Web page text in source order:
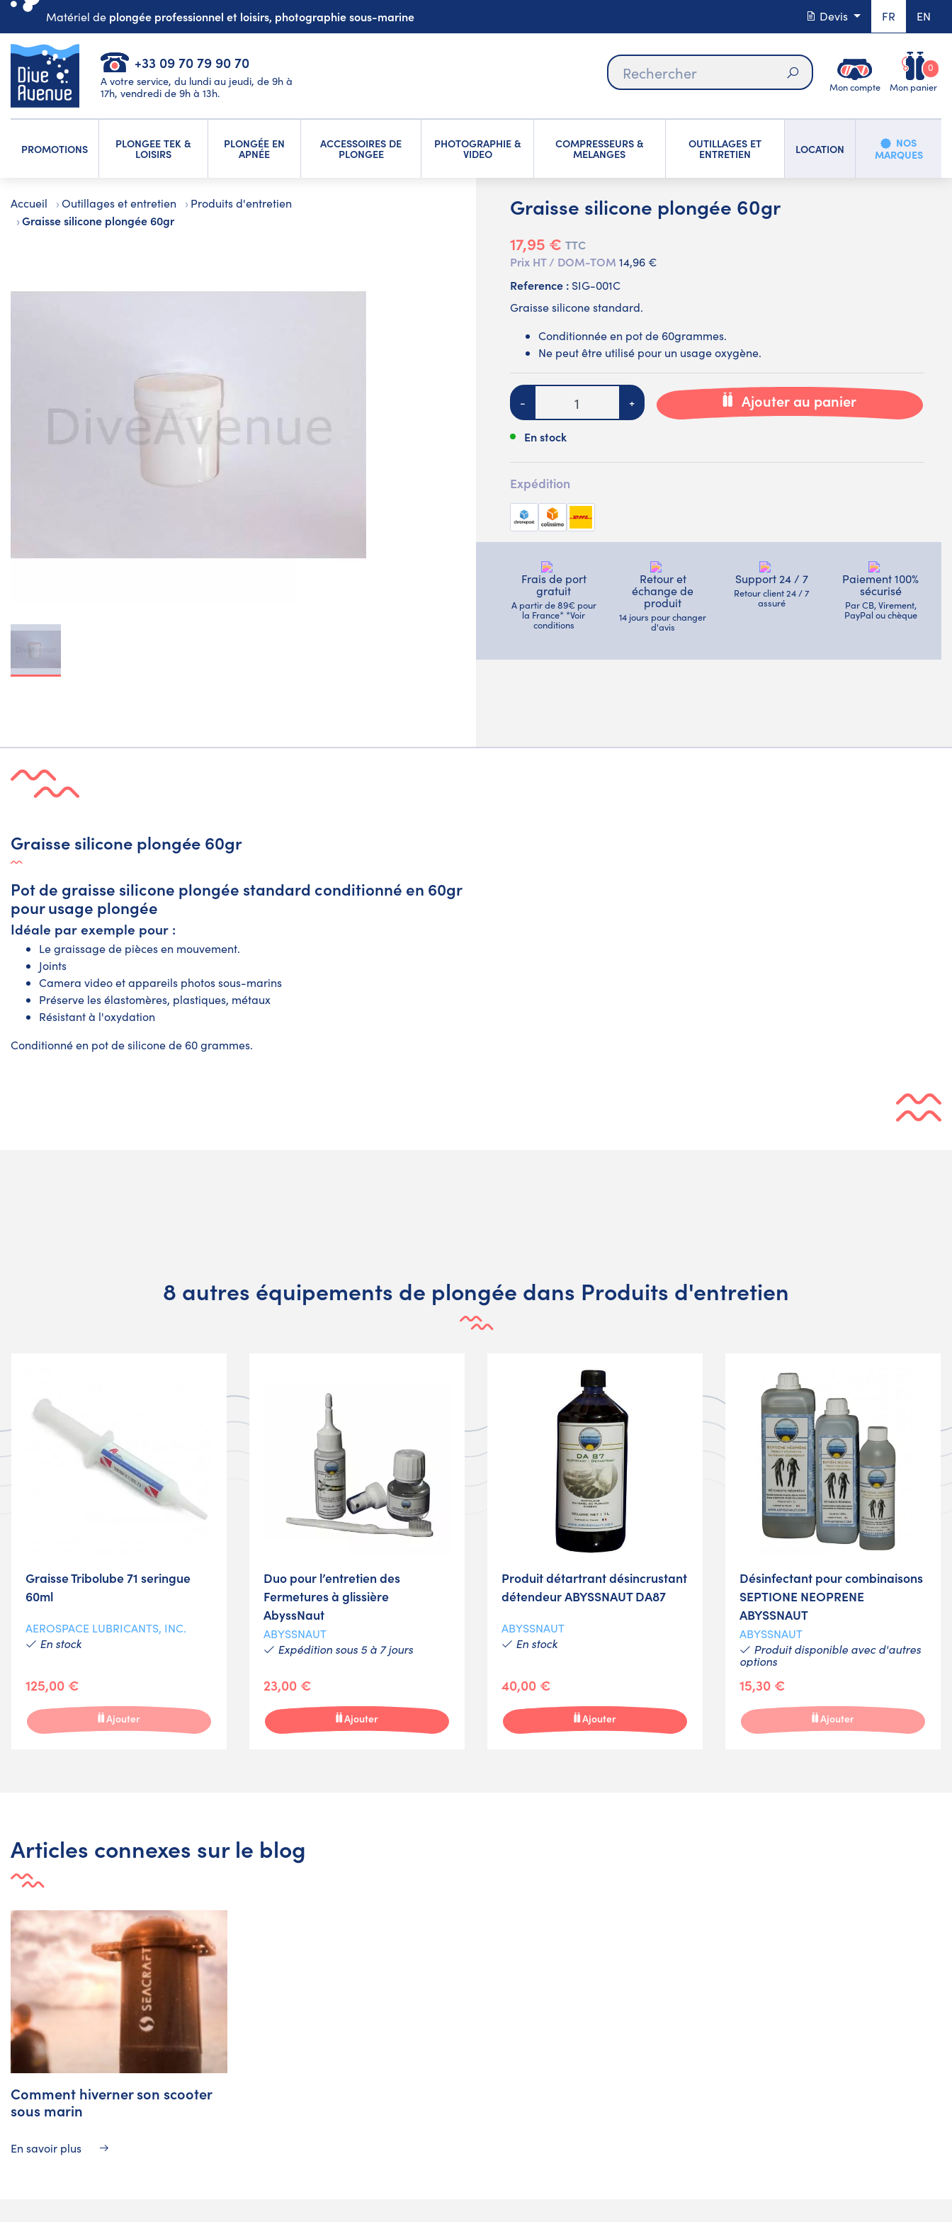
Matériel de plongée professionnel et loisirs, photographie sous-marine Devis FR EN
+33 09 70 79 90 70
A votre service, du lundi au jeudi, de 9h à
17h, vendredi de 9h à 13h.
Rechercher
Mon compte Mon panier
0
PROMOTIONS PLONGEE TEK &
LOISIRS
PLONGÉE EN
APNÉE
ACCESSOIRES DE
PLONGEE
PHOTOGRAPHIE &
VIDEO
COMPRESSEURS &
MELANGES
OUTILLAGES ET
ENTRETIEN LOCATION
NOS
MARQUES
Accueil Outillages et entretien Produits d'entretien
Graisse silicone plongée 60gr Graisse silicone plongée 60gr
17,95 € TTC
Prix HT / DOM-TOM 14,96 €
Reference : SIG-001C
Graisse silicone standard.
Conditionnée en pot de 60grammes.
Ne peut être utilisé pour un usage oxygène.
Quantité
- + Ajouter au panier
En stock
Expédition
Frais de port
gratuit
A partir de 89€ pour
la France* *Voir
conditions
Retour et
échange de
produit
14 jours pour changer
d'avis
Support 24 / 7
Retour client 24 / 7
assuré
Paiement 100%
sécurisé
Par CB, Virement,
PayPal ou chèque
Graisse silicone plongée 60gr
Pot de graisse silicone plongée standard conditionné en 60gr
pour usage plongée
Idéale par exemple pour :
Le graissage de pièces en mouvement.
Joints
Camera video et appareils photos sous-marins
Préserve les élastomères, plastiques, métaux
Résistant à l'oxydation
Conditionné en pot de siliconede 60 grammes.
8 autres équipements de plongée dans Produits d'entretien
Graisse Tribolube 71 seringue
60ml
AEROSPACE LUBRICANTS, INC.
En stock
125,00 €
Ajouter
Duo pour l’entretien des
Fermetures à glissière
AbyssNaut
ABYSSNAUT
Expédition sous 5 à 7 jours
23,00 €
Ajouter
Produit détartrant désincrustant
détendeur ABYSSNAUT DA87
ABYSSNAUT
En stock
40,00 €
Ajouter
Désinfectant pour combinaisons
SEPTIONE NEOPRENE
ABYSSNAUT
ABYSSNAUT
Produit disponible avec d'autres
options
15,30 €
Ajouter
Articles connexes sur le blog
Comment hiverner son scooter
sous marin
En savoir plus